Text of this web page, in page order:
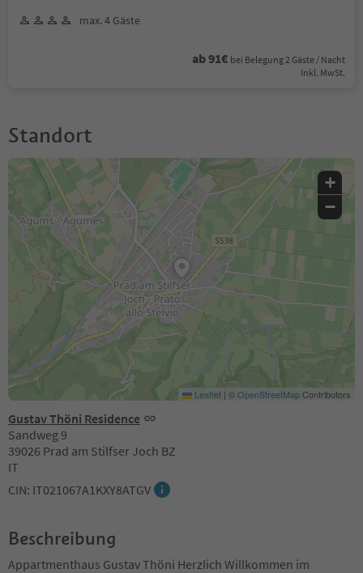
max. 4 Gäste
ab 91€ bei Belegung 2 Gäste / Nacht
Inkl. MwSt.
Standort
Gustav Thöni Residence
Sandweg 9
39026 Prad am Stilfser Joch BZ
IT
CIN: IT021067A1KXY8ATGV
+
−
Leaflet | ©OpenStreetMapContributors
Beschreibung
Appartmenthaus Gustav Thöni Herzlich Willkommen im